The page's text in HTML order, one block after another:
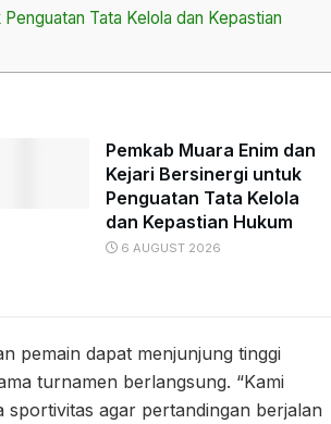
Tata Kelola dan Kepastian
Pemkab Muara Enim dan
Kejari Bersinergi untuk
Penguatan Tata Kelola
dan Kepastian Hukum
6 AUGUST 2026
pemain dapat menjunjung tinggi
turnamen berlangsung. “Kami
agar pertandingan berjalan